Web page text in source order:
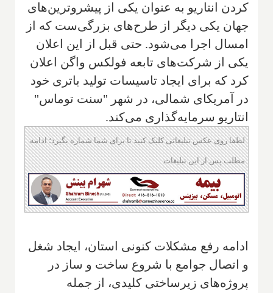
کردن انتاریو به عنوان یکی از پیشروترین‌های
جهان یکی دیگر از طرح‌های بزرگی‌ست که از
امسال اجرا می‌شود. حتی قبل از این اعلان
یکی از شرکت‌های تابعه فولکس واگن اعلان
کرد که برای ایجاد تاسیسات تولید باتری خود
در آمریکای شمالی، در شهر "سنت توماس"
انتاریو سرمایه‌گذاری می‌کند.
لطفا روی عکس تبلیغاتی کلیک کنید تا برای شما شماره بگیرد؛ ادامه
مطلب پس از این تبلیغات
ادامه رفع مشکلات کنونی استان، ایجاد شغل
و اتصال جوامع با شروع ساخت و ساز در
پروژه‌های زیرساختی کلیدی، از جمله